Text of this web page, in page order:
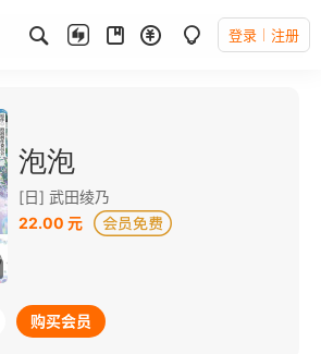
登录 注册
泡泡
[日] 武田绫乃
22.00 元
购买会员